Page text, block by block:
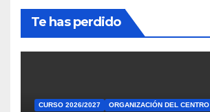
Te has perdido
CURSO 2026/2027 ORGANIZACIÓN DEL CENTRO